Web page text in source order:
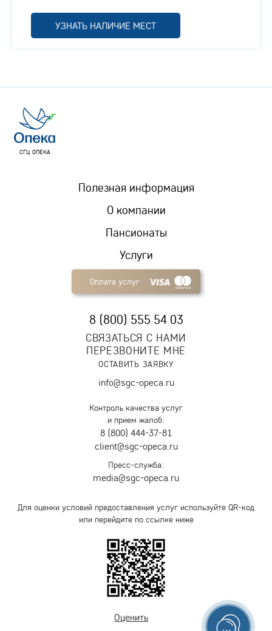
УЗНАТЬ НАЛИЧИЕ МЕСТ
СГЦ ОПЕКА
Пансионаты
Услуги
Полезная информация
О компании
Оплата услуг
8 (800) 555 54 03
СВЯЗАТЬСЯ С НАМИ
ПЕРЕЗВОНИТЕ МНЕ
ОСТАВИТЬ ЗАЯВКУ
info@sgc-opeca.ru
Контроль качества услуг
и прием жалоб:
8 (800) 444-37-81
client@sgc-opeca.ru
Пресс-служба:
media@sgc-opeca.ru
Для оценки условий предоставления услуг используйте QR-код
или перейдите по ссылке ниже
Оценить